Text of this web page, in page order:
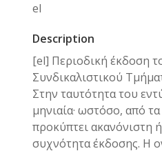
el
Description
[el] Περιοδική έκδοση
Συνδικαλιστικού
Στην ταυτότητα του
μηνιαία· ωστόσο, από
προκύπτει ακανόνιστη
συχνότητα έκδοσης. Η